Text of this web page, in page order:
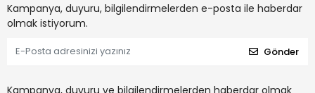
Kampanya, duyuru, bilgilendirmelerden e-posta ile haberdar
olmak istiyorum.
Gönder
Kampanya, duyuru ve bilgilendirmelerden haberdar olmak